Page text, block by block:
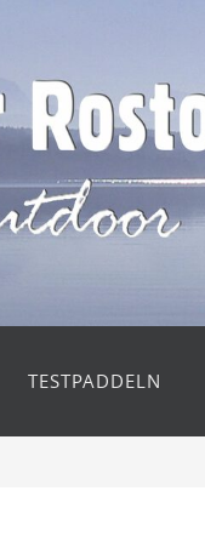
TESTPADDELN